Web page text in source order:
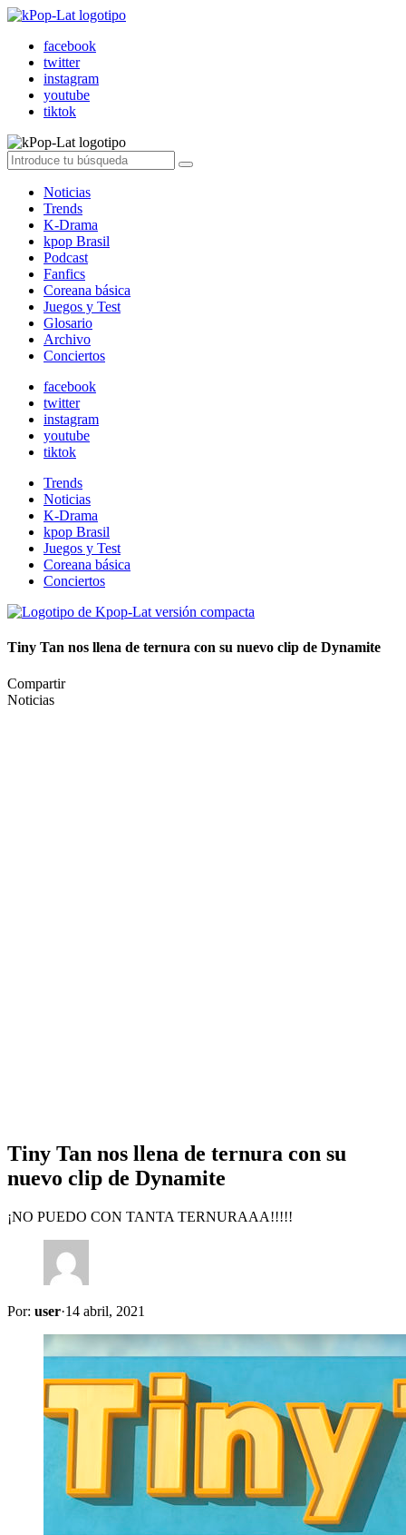
facebook
twitter
instagram
youtube
tiktok
Noticias
Trends
K-Drama
kpop Brasil
Podcast
Fanfics
Coreana básica
Juegos y Test
Glosario
Archivo
Conciertos
facebook
twitter
instagram
youtube
tiktok
Trends
Noticias
K-Drama
kpop Brasil
Juegos y Test
Coreana básica
Conciertos
Tiny Tan nos llena de ternura con su nuevo clip de Dynamite
Compartir
Noticias
Tiny Tan nos llena de ternura con su
nuevo clip de Dynamite
¡NO PUEDO CON TANTA TERNURAAA!!!!!
Por: user·14 abril, 2021